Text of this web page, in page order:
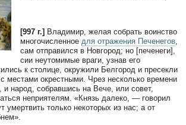
[997 г.] Владимир, желая собрать воинство
многочисленное для отражения Печенегов
сам отправился в Новгород; но [печенеги],
сии неутомимые враги, узнав его
к столице, окружили Белгород и пресекли
местами окрестными. Чрез несколько времени
и народ, собравшись на Вече, или совет,
неприятелям. «Князь далеко, — говорил
умертвить только некоторых из нас; а от